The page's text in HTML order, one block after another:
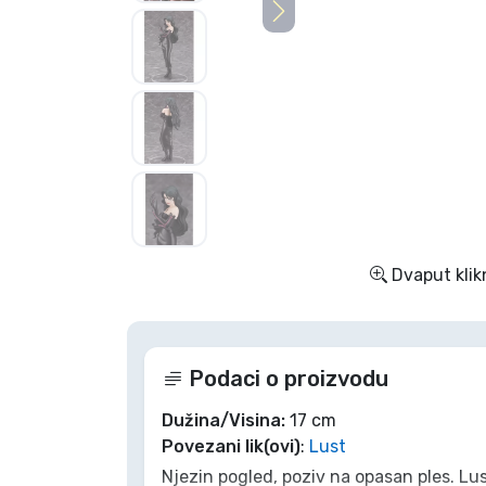
Dvaput
Podaci o proizvodu
Dužina/Visina: 17 cm
Povezani lik(ovi): Lust
Njezin pogled, poziv na opasan ples.
TV serija proizvodi
Film proizvodi
Crtani proizvodi
Anime proizvodi
Sportski proizvodi
Glazbeni proizvodi
Vrste proizvoda